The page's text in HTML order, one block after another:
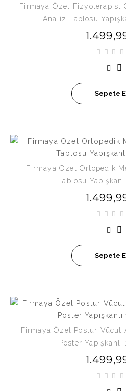
Firmaya Özel Fizyoterapist
Analiz Tablosu
Sepete
Firmaya Özel Ortopedik
Tablosu
Sepete
Firmaya Özel Postur Vücut
Poster